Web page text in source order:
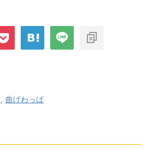
, 曲げわっぱ